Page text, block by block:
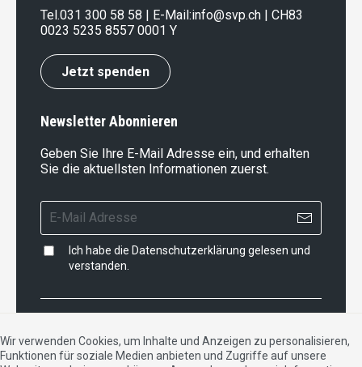
Tel.031 300 58 58 | E-Mail:info@svp.ch | CH83
0023 5235 8557 0001 Y
Jetzt spenden
Newsletter Abonnieren
Geben Sie Ihre E-Mail Adresse ein, und erhalten
Sie die aktuellsten Informationen zuerst.
Ich habe die Datenschutzerklärung gelesen und
verstanden.
Wir verwenden Cookies, um Inhalte und Anzeigen zu personalisieren,
Funktionen für soziale Medien anbieten und Zugriffe auf unsere